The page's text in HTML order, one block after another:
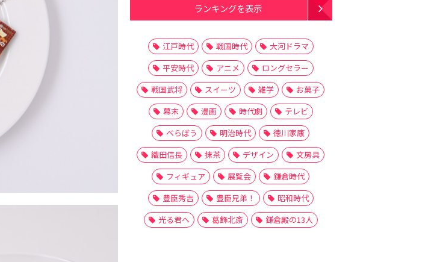
ランキングを表示
江戸時代 戦国時代
大河ドラマ
平安時代
アニメ
ロングセラー
戦国武将
スイーツ 雑学
お菓子
幕末
漫画 時代劇
テレビ
べらぼう
明治時代
徳川家康
織田信長
抹茶 デザイン
文房具
フィギュア
展覧会
鎌倉時代
豊臣秀吉
豊臣兄弟！
昭和時代
光る君へ
葛飾北斎 鎌倉殿の13人